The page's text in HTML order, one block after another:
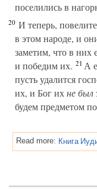
поселились в
20 И теперь,
в этом народе, и
заметим, что в них
и победим их. 21А
пусть удалится
их, и Бог ихне был
будем предметом
Read more: